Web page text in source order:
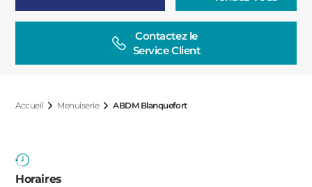
Contactez le
Service Client
Accueil Menuiserie ABDM Blanquefort
Horaires
ALUMINIUM